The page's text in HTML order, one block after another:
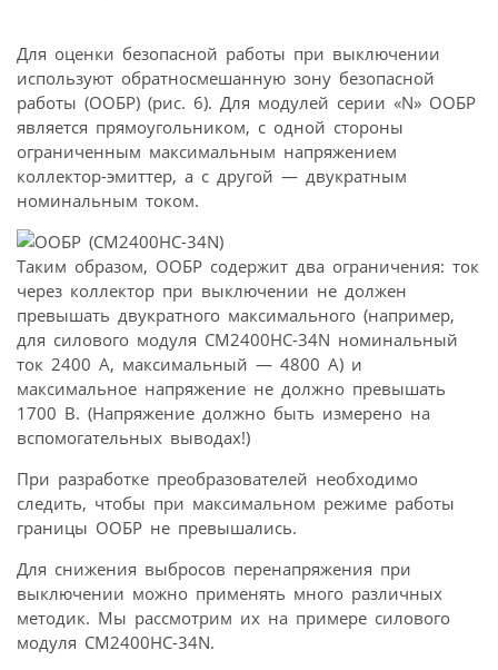
Для оценки безопасной работы при выключении
используют обратносмешанную зону безопасной
работы (ООБР) (рис. 6). Для модулей серии «N» OOБР
является прямоугольником, с одной стороны
ограниченным максимальным напряжением
коллектор-эмиттер, а с другой — двукратным
номинальным током.
Таким образом, ООБР содержит два ограничения: ток
через коллектор при выключении не должен
превышать двукратного максимального (например,
для силового модуля CM2400HC-34N номинальный
ток 2400 А, максимальный — 4800 А) и
максимальное напряжение не должно превышать
1700 В. (Напряжение должно быть измерено на
вспомогательных выводах!)
При разработке преобразователей необходимо
следить, чтобы при максимальном режиме работы
границы ООБР не превышались.
Для снижения выбросов перенапряжения при
выключении можно применять много различных
методик. Мы рассмотрим их на примере силового
модуля CM2400HC-34N.